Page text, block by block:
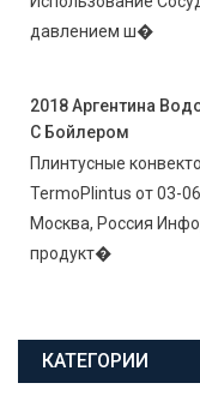
давлением ш�
2018 Аргентина
С Бойлером
Плинтусные
TermoPlintus от 03-
Москва, Россия
продукт�
КАТЕГОРИИ